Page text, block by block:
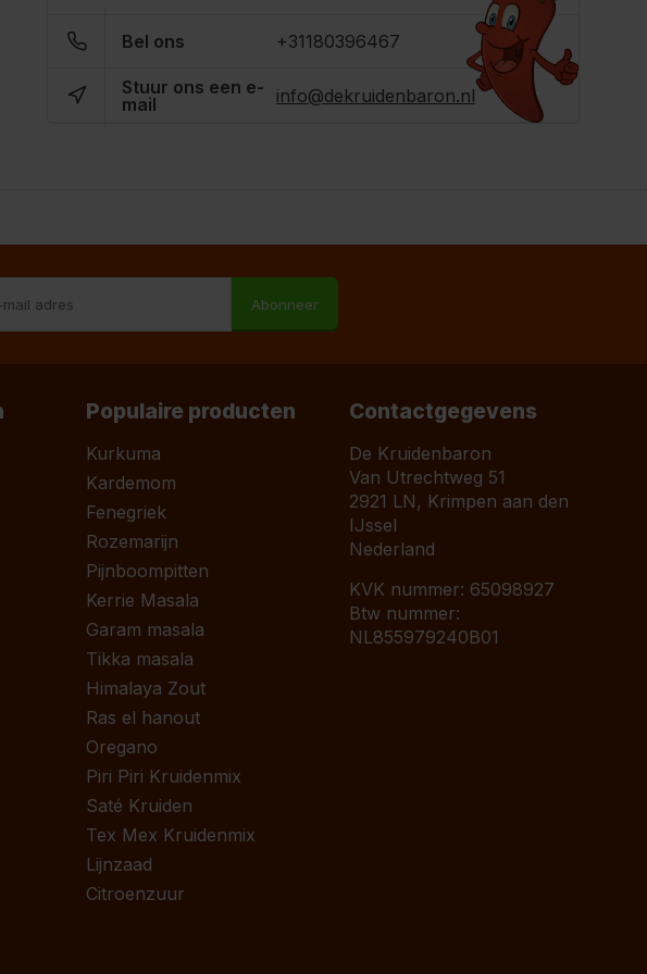
Bel ons +31180396467
Stuur ons een e-
mail
info@dekruidenbaron.nl
Abonneer
Populaire producten
Kurkuma
Kardemom
Fenegriek
Rozemarijn
Pijnboompitten
Kerrie Masala
Garam masala
Tikka masala
Himalaya Zout
Ras el hanout
Oregano
Piri Piri Kruidenmix
Saté Kruiden
Tex Mex Kruidenmix
Lijnzaad
Citroenzuur
Contactgegevens
De Kruidenbaron
Van Utrechtweg 51
2921 LN, Krimpen aan den
IJssel
Nederland
KVK nummer: 65098927
Btw nummer:
NL855979240B01